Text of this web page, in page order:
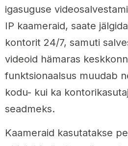
igasuguse
IP kaameraid, saate
kontorit 24/7, samuti
videoid hämaras
funktsionaalsus muudab
kodu- kui ka
seadmeks.
Kaameraid kasutatakse